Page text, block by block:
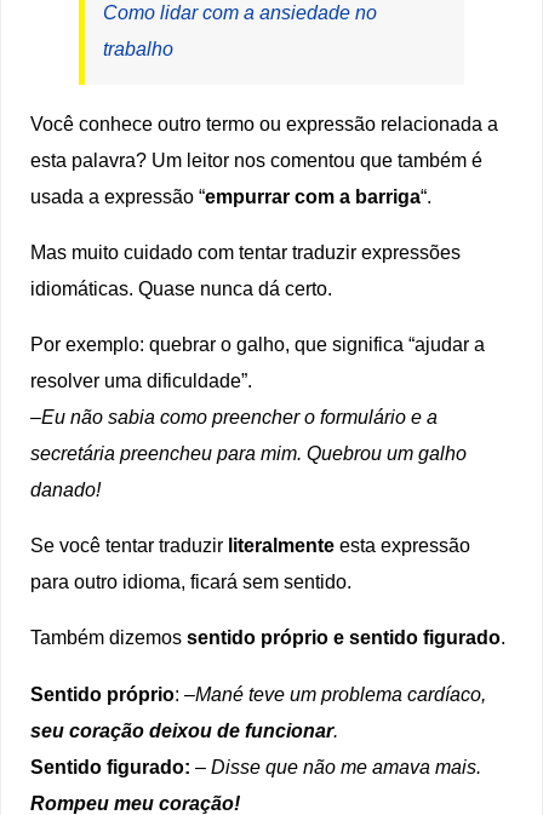
Como lidar com a ansiedade no
trabalho
Você conhece outro termo ou expressão relacionada a
esta palavra? Um leitor nos comentou que também é
usada a expressão “empurrar com a barriga“.
Mas muito cuidado com tentar traduzir expressões
idiomáticas. Quase nunca dá certo.
Por exemplo: quebrar o galho, que significa “ajudar a
resolver uma dificuldade”.
–Eu não sabia como preencher o formulário e a
secretária preencheu para mim. Quebrou um galho
danado!
Se você tentar traduzir literalmente esta expressão
para outro idioma, ficará sem sentido.
Também dizemossentido próprio e sentido figurado.
Sentido próprio: –Mané teve um problema cardíaco,
seu coração deixou de funcionar.
Sentido figurado:– Disse que não me amava mais.
Rompeu meu coração!